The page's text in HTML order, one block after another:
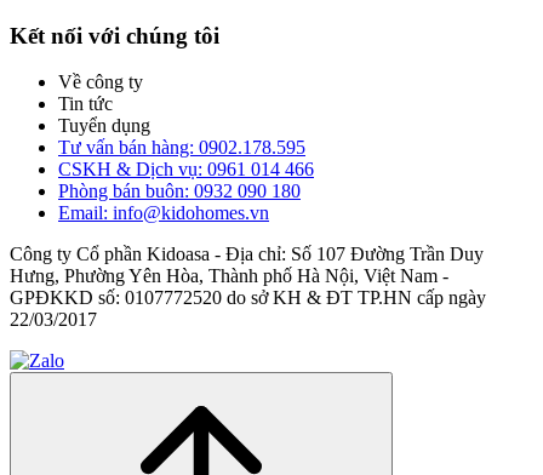
Kết nối với chúng tôi
Về công ty
Tin tức
Tuyển dụng
Tư vấn bán hàng: 0902.178.595
CSKH & Dịch vụ: 0961 014 466
Phòng bán buôn: 0932 090 180
Email: info@kidohomes.vn
Công ty Cổ phần Kidoasa - Địa chỉ: Số 107 Đường Trần Duy
Hưng, Phường Yên Hòa, Thành phố Hà Nội, Việt Nam -
GPĐKKD số: 0107772520 do sở KH & ĐT TP.HN cấp ngày
22/03/2017